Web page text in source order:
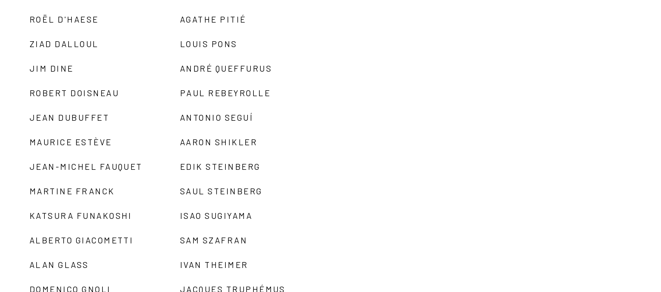
ROËL D'HAESE
ZIAD DALLOUL
JIM DINE
ROBERT DOISNEAU
JEAN DUBUFFET
MAURICE ESTÈVE
JEAN-MICHEL FAUQUET
MARTINE FRANCK
KATSURA FUNAKOSHI
ALBERTO GIACOMETTI
ALAN GLASS
DOMENICO GNOLI
AGATHE PITIÉ
LOUIS PONS
ANDRÉ QUEFFURUS
PAUL REBEYROLLE
ANTONIO SEGUÍ
AARON SHIKLER
EDIK STEINBERG
SAUL STEINBERG
ISAO SUGIYAMA
SAM SZAFRAN
IVAN THEIMER
JACQUES TRUPHÉMUS